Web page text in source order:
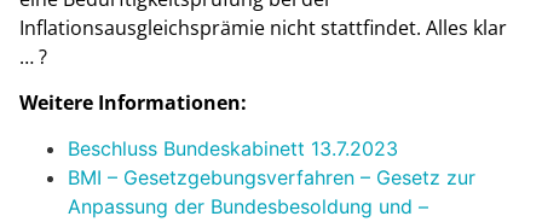
Inflationsausgleichsprämie nicht stattfindet. Alles klar
… ?
Weitere Informationen:
Beschluss Bundeskabinett 13.7.2023
BMI – Gesetzgebungsverfahren – Gesetz zur
Anpassung der Bundesbesoldung und –